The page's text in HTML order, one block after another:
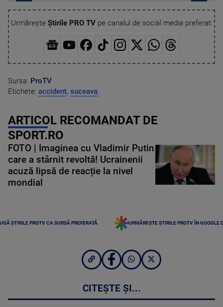
Urmărește Știrile PRO TVpe canalul de social media preferat:
Sursa: ProTV
Etichete: accident, suceava,
ARTICOL RECOMANDAT DE
SPORT.RO
FOTO | Imaginea cu Vladimir Putin
care a stârnit revoltă! Ucrainenii
acuză lipsă de reacție la nivel
mondial
ȘTIRILE PROTV CA SURSĂ PREFERATĂ URMĂREȘTE ȘTIRILE PROTV ÎN GOOGLE
CITEȘTE ȘI...